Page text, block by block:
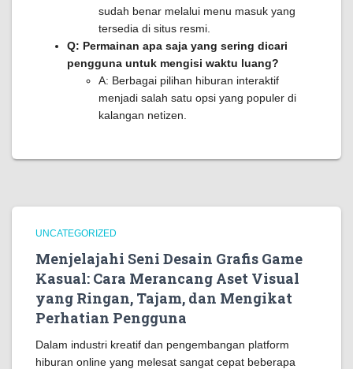
sudah benar melalui menu masuk yang
tersedia di situs resmi.
Q: Permainan apa saja yang sering dicari
pengguna untuk mengisi waktu luang?
A: Berbagai pilihan hiburan interaktif
menjadi salah satu opsi yang populer di
kalangan netizen.
UNCATEGORIZED
Menjelajahi Seni Desain Grafis Game
Kasual: Cara Merancang Aset Visual
yang Ringan, Tajam, dan Mengikat
Perhatian Pengguna
Dalam industri kreatif dan pengembangan platform
hiburan online yang melesat sangat cepat beberapa